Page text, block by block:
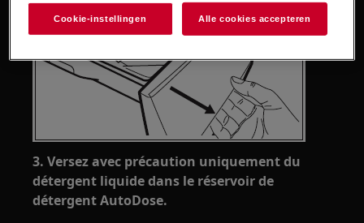
3. Versez avec précaution uniquement du
détergent liquide dans le réservoir de
détergent AutoDose.
Cookie-instellingen Alle cookies accepteren